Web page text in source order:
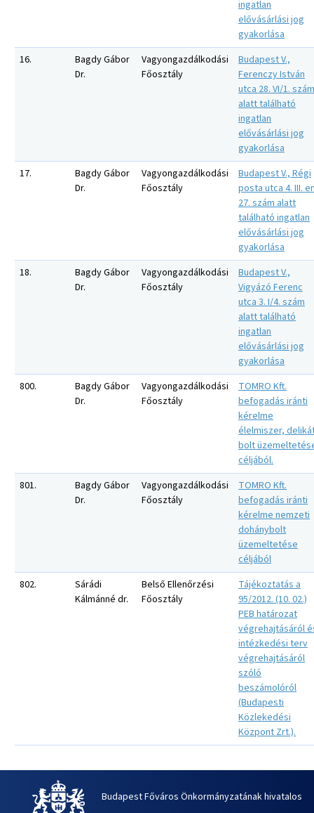
ingatlan
elővásárlási jog
gyakorlása
16.
Bagdy Gábor
Dr.
Vagyongazdálkodási
Főosztály
Budapest V.,
Ferenczy István
utca 28. VI/1. szám
alatt található
ingatlan
elővásárlási jog
gyakorlása
17.
Bagdy Gábor
Dr.
Vagyongazdálkodási
Főosztály
Budapest V., Régi
posta utca 4. III.
27. szám alatt
található ingatlan
elővásárlási jog
gyakorlása
18.
Bagdy Gábor
Dr.
Vagyongazdálkodási
Főosztály
Budapest V.,
Vigyázó Ferenc
utca 3. I/4. szám
alatt található
ingatlan
elővásárlási jog
gyakorlása
800.
Bagdy Gábor
Dr.
Vagyongazdálkodási
Főosztály
TOMRO Kft.
befogadás iránti
kérelme
élelmiszer,
bolt
céljából.
801.
Bagdy Gábor
Dr.
Vagyongazdálkodási
Főosztály
TOMRO Kft.
befogadás iránti
kérelme nemzeti
dohánybolt
üzemeltetése
céljából
802.
Sárádi
Kálmánné dr.
Belső Ellenőrzési
Főosztály
Tájékoztatás a
95/2012. (10. 02.)
PEB határozat
végrehajtásáról
intézkedési terv
végrehajtásáról
szóló
beszámolóról
(Budapesti
Közlekedési
Központ Zrt.).
Budapest Főváros Önkormányzatának hivatalos